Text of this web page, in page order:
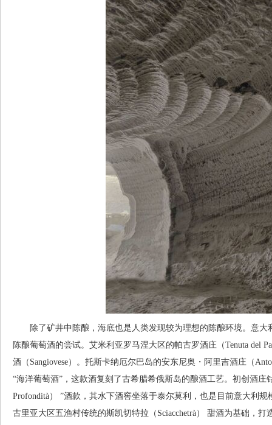
除了矿井中陈酿，海底也是人类发现较为理想的陈酿环境。意大
陈酿葡萄酒的尝试。艾米利亚罗马涅大区的帕古罗酒庄（Tenuta del
酒（Sangiovese）。托斯卡纳厄尔巴岛的安东尼奥・阿里吉酒庄（
“海洋葡萄酒”，这款酒复刻了古希腊希俄斯岛的酿酒工艺。初创酒庄
Profondità） ”酒款，其水下酒窖坐落于泰尔莫利，也是目前意大利规
古里亚大区五渔村传统的斯凯切特拉（Sciacchetrà） 甜酒为基础，